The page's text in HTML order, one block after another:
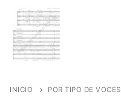
INICIO POR TIPO DE VOCES